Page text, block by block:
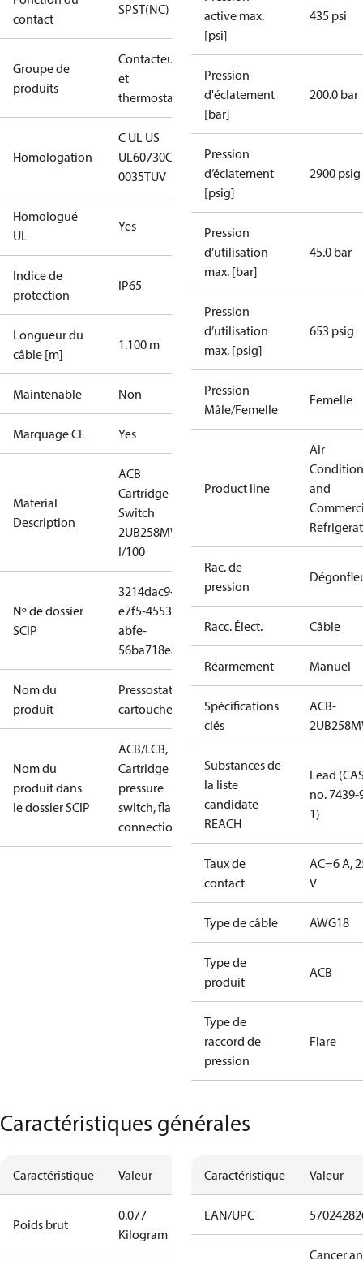
contact
SPST(NC)
Groupe de
produits
Contacteurs
et
thermostats
Homologation
C UL US
UL60730CE
0035TÜV
Homologué
UL
Yes
Indice de
protection
IP65
Longueur du
câble [m]
1.100 m
Maintenable Non
Marquage CE Yes
Material
Description
ACB
Cartridge
Switch
2UB258MW
I/100
Nº de dossier
SCIP
3214dac9-
e7f5-4553-
abfe-
56ba718eab3c
Nom du
produit
Pressostat à
cartouche
Nom du
produit dans
le dossier SCIP
ACB/LCB,
Cartridge
pressure
switch, flare
connection
active max.
[psi]
435 psi
Pression
d'éclatement
[bar]
200.0 bar
Pression
d’éclatement
[psig]
2900 psig
Pression
d’utilisation
max. [bar]
45.0 bar
Pression
d’utilisation
max. [psig]
653 psig
Pression
Mâle/Femelle
Femelle
Product line
Air
and
Rac. de
pression
Racc. Élect. Câble
Réarmement Manuel
Spécifications
clés
ACB-
Substances de
la liste
candidate
REACH
Lead
no. 7439-
1)
Taux de
contact
AC=6 A,
V
Type de câble AWG18
Type de
produit
ACB
Type de
raccord de
pression
Flare
Caractéristiques générales
Caractéristique Valeur
Poids brut
0.077
Kilogram
Caractéristique Valeur
EAN/UPC
Cancer